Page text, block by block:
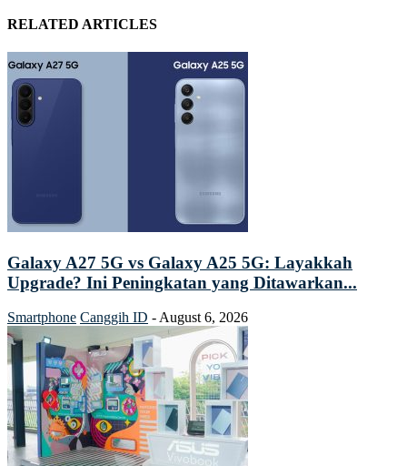
RELATED ARTICLES
Galaxy A27 5G vs Galaxy A25 5G: Layakkah
Upgrade? Ini Peningkatan yang Ditawarkan...
Smartphone Canggih ID -August 6, 2026